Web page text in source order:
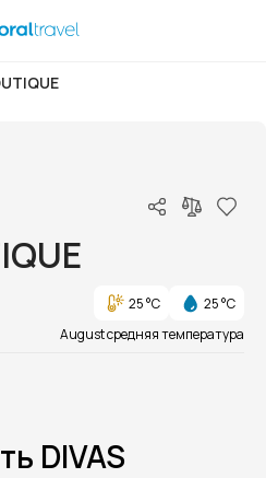
25 °C
25 °C
August средняя температура
DIVAS